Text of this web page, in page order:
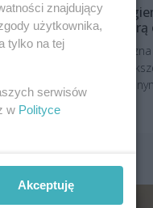
Bogucki
polityk z
atmosfera
a nasz kraj z
staje się
znajdujący
użytkownika,
tylko na tej
serwisów
w Polityce
Akceptuję